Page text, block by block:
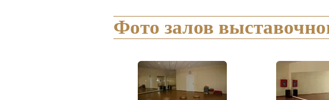
Фото залов